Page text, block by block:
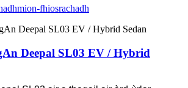
mion-fhiosrachadh
Deepal SL03 EV / Hybrid